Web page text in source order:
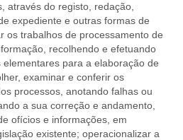
através do registo, redação,
expediente e outras formas de
os trabalhos de processamento de
recolhendo e efetuando
para a elaboração de
examinar e conferir os
processos, anotando falhas ou
a sua correção e andamento,
ofícios e informações, em
existente; operacionalizar a